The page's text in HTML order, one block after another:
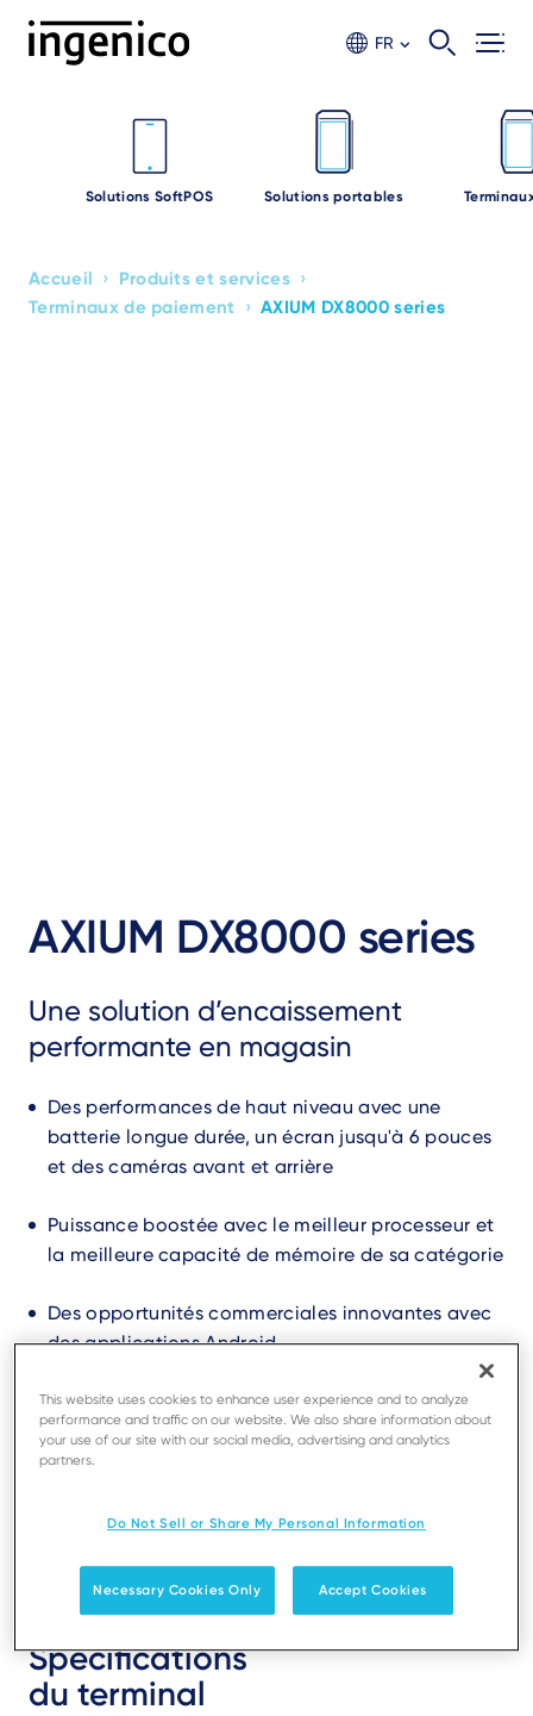
contenu
FR
Solutions SoftPOS Solutions portables
Breadcrumb
Accueil › Produits et services ›
Terminaux de paiement › AXIUM DX8000 series
AXIUM DX8000 series
Une solution d’encaissement
performante en magasin
Des performances de haut niveau avec une
batterie longue durée, un écran jusqu'à 6 pouces
et des caméras avant et arrière
Puissance boostée avec le meilleur processeur et
la meilleure capacité de mémoire de sa catégorie
Des opportunités commerciales innovantes avec
des applications Android
Trouver un revendeur
Fait partie de la gamme AXIUM
Spécifications
du terminal
This website uses cookies to enhance user experience and to analyze
performance and traffic on our website. We also share information about
your use of our site with our social media, advertising and analytics
partners.
Do Not Sell or Share My Personal Information
Necessary Cookies Only Accept Cookies